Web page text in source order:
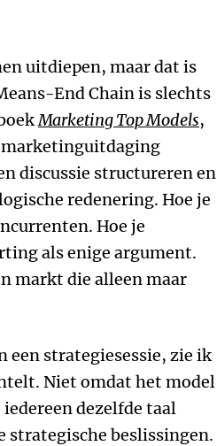
uitdiepen, maar dat is
End Chain is slechts
Marketing Top Models,
marketinguitdaging
discussie structureren en
redenering. Hoe je
Hoe je
als enige argument.
markt die alleen maar
een strategiesessie, zie ik
Niet omdat het model
dezelfde taal
strategische beslissingen.